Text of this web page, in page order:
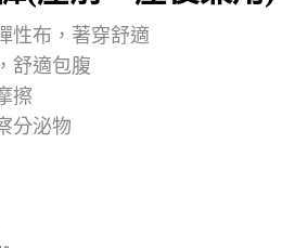
性布，著穿舒適
舒適包腹
擦
分泌物